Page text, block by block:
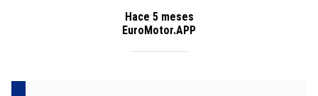
Hace 5 meses
EuroMotor.APP